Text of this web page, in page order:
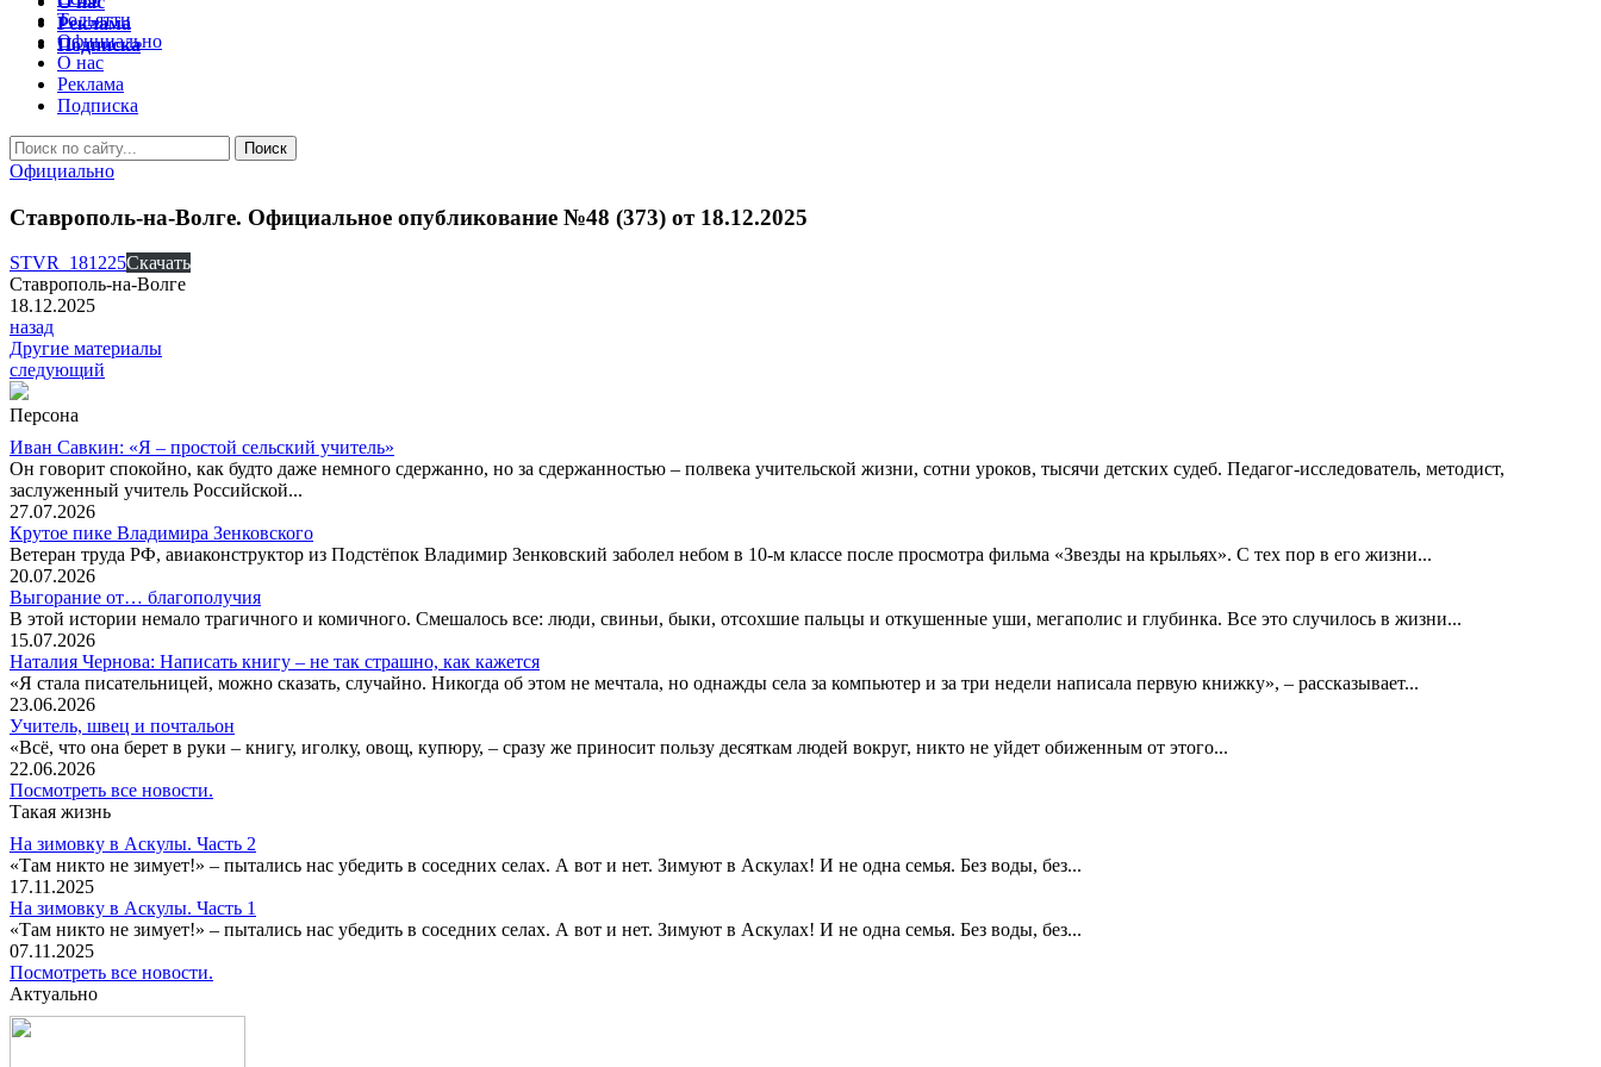
Тольятти
Официально
О нас
Реклама
Подписка
Официально
Ставрополь-на-Волге. Официальное опубликование №48 (373) от 18.12.2025
STVR_181225Скачать
Ставрополь-на-Волге
18.12.2025
назад
Другие материалы
следующий
Персона
Иван Савкин: «Я – простой сельский учитель»
Он говорит спокойно, как будто даже немного сдержанно, но за сдержанностью – полвека учительской жизни, сотни уроков, тысячи детских судеб. Педагог-исследователь, методист,
заслуженный учитель Российской...
27.07.2026
Крутое пике Владимира Зенковского
Ветеран труда РФ, авиаконструктор из Подстёпок Владимир Зенковский заболел небом в 10-м классе после просмотра фильма «Звезды на крыльях». С тех пор в его жизни...
20.07.2026
Выгорание от… благополучия
В этой истории немало трагичного и комичного. Смешалось все: люди, свиньи, быки, отсохшие пальцы и откушенные уши, мегаполис и глубинка. Все это случилось в жизни...
15.07.2026
Наталия Чернова: Написать книгу – не так страшно, как кажется
«Я стала писательницей, можно сказать, случайно. Никогда об этом не мечтала, но однажды села за компьютер и за три недели написала первую книжку», – рассказывает...
23.06.2026
Учитель, швец и почтальон
«Всё, что она берет в руки – книгу, иголку, овощ, купюру, – сразу же приносит пользу десяткам людей вокруг, никто не уйдет обиженным от этого...
22.06.2026
Посмотреть все новости.
Такая жизнь
На зимовку в Аскулы. Часть 2
«Там никто не зимует!» – пытались нас убедить в соседних селах. А вот и нет. Зимуют в Аскулах! И не одна семья. Без воды, без...
17.11.2025
На зимовку в Аскулы. Часть 1
«Там никто не зимует!» – пытались нас убедить в соседних селах. А вот и нет. Зимуют в Аскулах! И не одна семья. Без воды, без...
07.11.2025
Посмотреть все новости.
Актуально
Реклама
Подписка